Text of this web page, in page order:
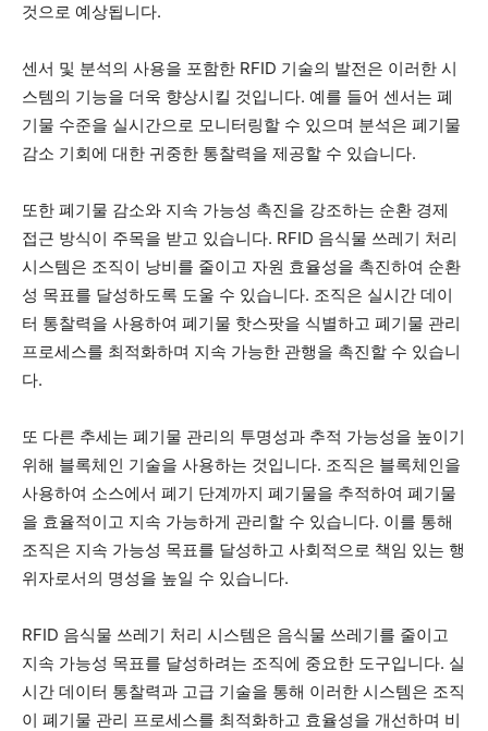
것으로 예상됩니다.
센서 및 분석의 사용을 포함한 RFID 기술의 발전은 이러한 시
스템의 기능을 더욱 향상시킬 것입니다. 예를 들어 센서는 폐
기물 수준을 실시간으로 모니터링할 수 있으며 분석은 폐기물
감소 기회에 대한 귀중한 통찰력을 제공할 수 있습니다.
또한 폐기물 감소와 지속 가능성 촉진을 강조하는 순환 경제
접근 방식이 주목을 받고 있습니다. RFID 음식물 쓰레기 처리
시스템은 조직이 낭비를 줄이고 자원 효율성을 촉진하여 순환
성 목표를 달성하도록 도울 수 있습니다. 조직은 실시간 데이
터 통찰력을 사용하여 폐기물 핫스팟을 식별하고 폐기물 관리
프로세스를 최적화하며 지속 가능한 관행을 촉진할 수 있습니
다.
또 다른 추세는 폐기물 관리의 투명성과 추적 가능성을 높이기
위해 블록체인 기술을 사용하는 것입니다. 조직은 블록체인을
사용하여 소스에서 폐기 단계까지 폐기물을 추적하여 폐기물
을 효율적이고 지속 가능하게 관리할 수 있습니다. 이를 통해
조직은 지속 가능성 목표를 달성하고 사회적으로 책임 있는 행
위자로서의 명성을 높일 수 있습니다.
RFID 음식물 쓰레기 처리 시스템은 음식물 쓰레기를 줄이고
지속 가능성 목표를 달성하려는 조직에 중요한 도구입니다. 실
시간 데이터 통찰력과 고급 기술을 통해 이러한 시스템은 조직
이 폐기물 관리 프로세스를 최적화하고 효율성을 개선하며 비